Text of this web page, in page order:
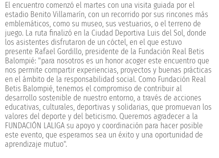
El encuentro comenzó el martes con una visita guiada por el
estadio Benito Villamarín, con un recorrido por sus rincones más
emblemáticos, como su museo, sus vestuarios, o el terreno de
juego. La ruta finalizó en la Ciudad Deportiva Luis del Sol, donde
los asistentes disfrutaron de un cóctel, en el que estuvo
presente Rafael Gordillo, presidente de la Fundación Real Betis
Balompié: "para nosotros es un honor acoger este encuentro que
nos permite compartir experiencias, proyectos y buenas prácticas
en el ámbito de la responsabilidad social. Como Fundación Real
Betis Balompié, tenemos el compromiso de contribuir al
desarrollo sostenible de nuestro entorno, a través de acciones
educativas, culturales, deportivas y solidarias, que promuevan los
valores del deporte y del beticismo. Queremos agradecer a la
FUNDACIÓN LALIGA su apoyo y coordinación para hacer posible
este evento, que esperamos sea un éxito y una oportunidad de
aprendizaje mutuo".